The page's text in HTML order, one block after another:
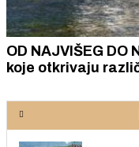
OD NAJVIŠEG DO
koje otkrivaju